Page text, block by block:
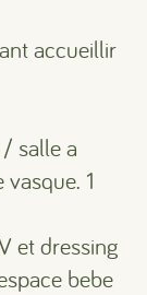
accueillir
salle a
1
et dressing
bebe